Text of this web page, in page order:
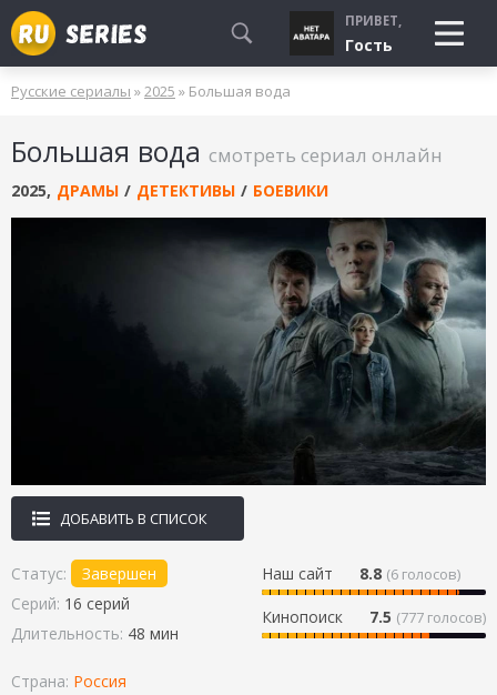
СМОТРЮ
БУДУ СМОТРЕТЬ
УЖЕ СМОТРЕЛ
ПРИВЕТ,
Гость
Русские сериалы »2025 » Большая вода
Большая вода смотреть сериал онлайн
2025, ДРАМЫ / ДЕТЕКТИВЫ / БОЕВИКИ
ДОБАВИТЬ В СПИСОК
Наш сайт 8.8 (6 голосов)
Кинопоиск 7.5 (777 голосов)
Статус:
Завершен
Серий: 16 серий
Длительность: 48 мин
Страна: Россия